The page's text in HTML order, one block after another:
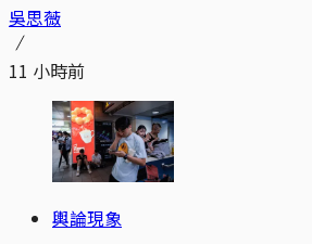
吳思薇
11 小時前
輿論現象